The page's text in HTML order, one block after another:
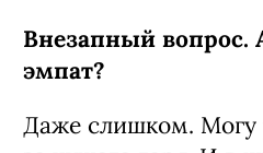
Внезапный вопрос.
эмпат?
Даже слишком. Могу